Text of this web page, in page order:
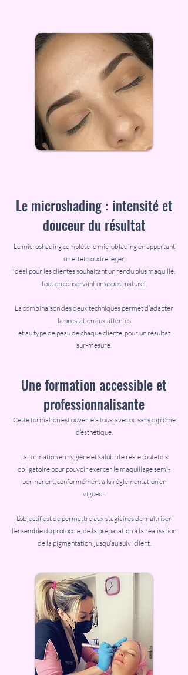
Le microshading : intensité et
douceur du résultat
Le microshading complète le microblading en apportant
un effet poudré léger,
idéal pour les clientes souhaitant un rendu plus maquillé,
tout en conservant un aspect naturel.
La combinaison des deux techniques permet d’adapter
la prestation aux attentes
et au type de peau de chaque cliente, pour un résultat
sur-mesure.
Une formation accessible et
professionnalisante
Cette formation est ouverte à tous, avec ou sans diplôme
d’esthétique.
La formation en hygiène et salubrité reste toutefois
obligatoire pour pouvoir exercer le maquillage semi-
permanent, conformément à la réglementation en
vigueur.
L’objectif est de permettre aux stagiaires de maîtriser
l’ensemble du protocole, de la préparation à la réalisation
de la pigmentation, jusqu’au suivi client.